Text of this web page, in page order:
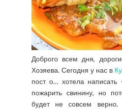
Доброго всем дня,
Хозяева. Сегодня у нас в
пост о… хотела
пожарить свинину, но
будет не совсем